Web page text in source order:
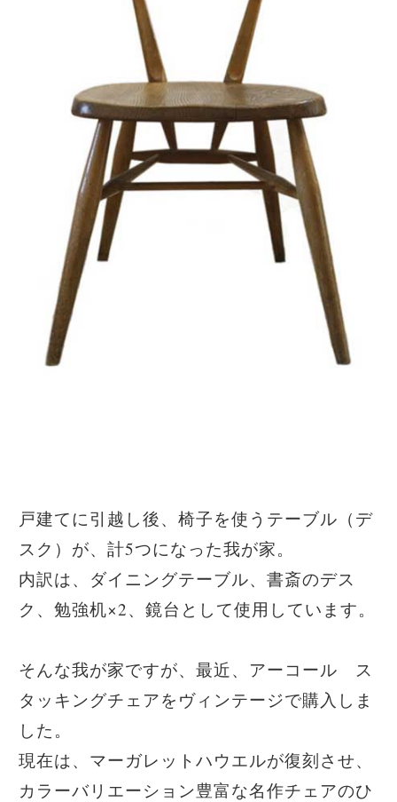
戸建てに引越し後、椅子を使うテーブル（デ
スク）が、計5つになった我が家。
内訳は、ダイニングテーブル、書斎のデス
ク、勉強机×2、鏡台として使用しています。
そんな我が家ですが、最近、アーコール ス
タッキングチェアをヴィンテージで購入しま
した。
現在は、マーガレットハウエルが復刻させ、
カラーバリエーション豊富な名作チェアのひ